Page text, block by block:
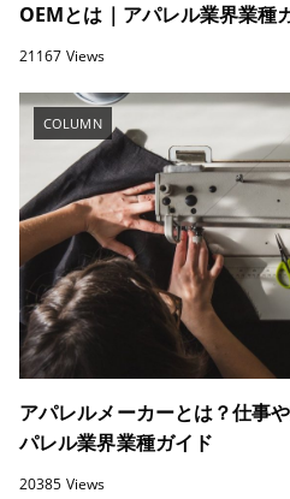
OEMとは｜アパレル業界業種
21167 Views
COLUMN
アパレルメーカーとは？仕事
パレル業界業種ガイド
20385 Views